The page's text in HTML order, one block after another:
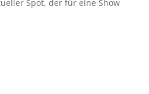
Spot, der für eine Show